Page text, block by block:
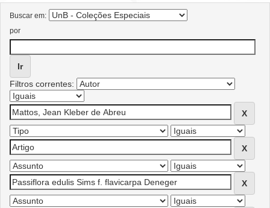
Buscar em:
por
Filtros correntes: